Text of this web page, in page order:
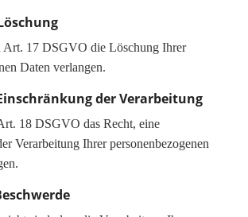
Art. 17 DSGVO die Löschung Ihrer
Daten verlangen.
der Verarbeitung
18 DSGVO das Recht, eine
Verarbeitung Ihrer personenbezogenen